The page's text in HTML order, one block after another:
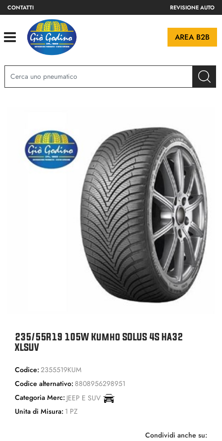
CONTATTI REVISIONE AUTO
Open AREA B2B
235/55R19 105W Kumho SOLUS 4S HA32
XLSUV
Codice: 2355519KUM
Codice alternativo: 8808956298951
Categoria Merc: JEEP E SUV
Unita di Misura: 1 PZ
Condividi anche su: